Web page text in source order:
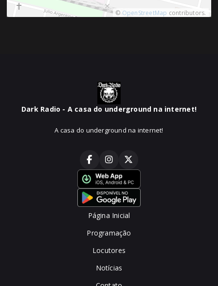
© OpenStreetMap contributors.
Dark Radio - A casa do underground na internet!
A casa do underground na internet!
Página Inicial
Programação
Locutores
Notícias